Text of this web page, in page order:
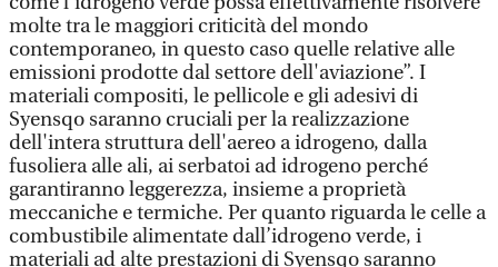
molte tra le maggiori criticità del mondo
contemporaneo, in questo caso quelle relative alle
emissioni prodotte dal settore dell'aviazione”. I
materiali compositi, le pellicole e gli adesivi di
Syensqo saranno cruciali per la realizzazione
dell'intera struttura dell'aereo a idrogeno, dalla
fusoliera alle ali, ai serbatoi ad idrogeno perché
garantiranno leggerezza, insieme a proprietà
meccaniche e termiche. Per quanto riguarda le celle a
combustibile alimentate dall’idrogeno verde, i
materiali ad alte prestazioni di Syensqo saranno